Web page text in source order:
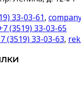
33-03-61,
(3519) 33-03-65
(3519) 33-03-63,